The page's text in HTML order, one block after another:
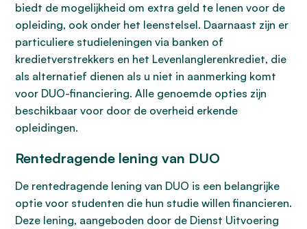
biedt de mogelijkheid om extra geld te lenen voor de
opleiding, ook onder het leenstelsel. Daarnaast zijn er
particuliere studieleningen via banken of
kredietverstrekkers en het Levenlanglerenkrediet, die
als alternatief dienen als u niet in aanmerking komt
voor DUO-financiering. Alle genoemde opties zijn
beschikbaar voor door de overheid erkende
opleidingen.
Rentedragende lening van DUO
De rentedragende lening van DUO is een belangrijke
optie voor studenten die hun studie willen financieren.
Deze lening, aangeboden door de Dienst Uitvoering